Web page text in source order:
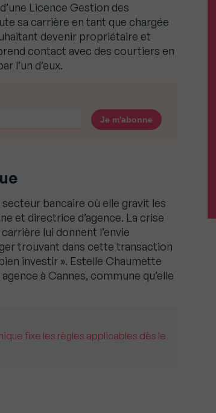
Licence Gestion des
sa carrière en tant que chargée
devenir propriétaire et
contact avec des courtiers en
l’un d’eux.
bancaire où elle gravit les
et directrice d’agence. La crise
lui donnent l’envie
trouvant dans cette transaction
investir ». Estelle Chaumette
à Cannes, commune qu’elle
fixe les règles applicables dès le